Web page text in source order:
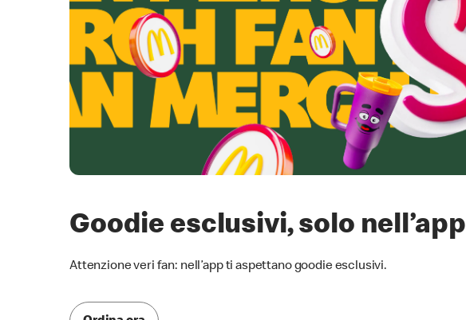
Goodie esclusivi, solo nell’app
Attenzione veri fan: nell’app ti aspettano goodie esclusivi.